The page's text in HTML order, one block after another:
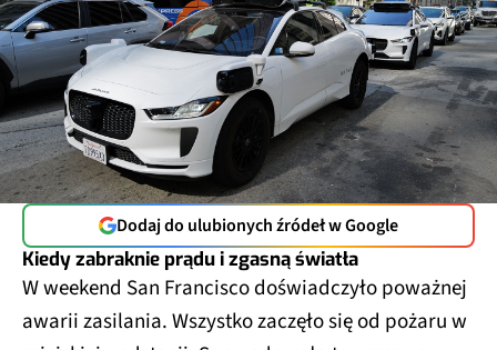
Dodaj do ulubionych źródeł w Google
Kiedy zabraknie prądu i zgasną światła
W weekend San Francisco doświadczyło poważnej
awarii zasilania. Wszystko zaczęło się od pożaru w